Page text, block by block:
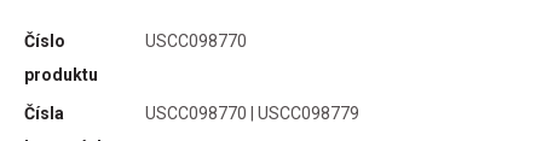
Číslo
produktu
USCC098770
Čísla
USCC098770 | USCC098779